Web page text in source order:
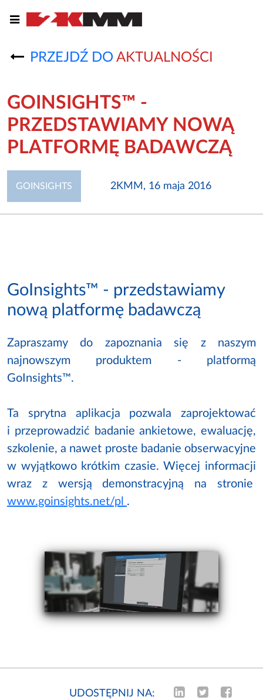
PRZEJDŹ DO AKTUALNOŚCI
GOINSIGHTS™ -
PRZEDSTAWIAMY NOWĄ
PLATFORMĘ BADAWCZĄ
GOINSIGHTS 2KMM, 16 maja 2016
GoInsights™ - przedstawiamy
nową platformę badawczą
Zapraszamy do zapoznania się z naszym
najnowszym produktem - platformą
GoInsights™.
Ta sprytna aplikacja pozwala zaprojektować
i przeprowadzić badanie ankietowe, ewaluację,
szkolenie, a nawet proste badanie obserwacyjne
w wyjątkowo krótkim czasie. Więcej informacji
wraz z wersją demonstracyjną na stronie
www.goinsights.net/pl .
UDOSTĘPNIJ NA: